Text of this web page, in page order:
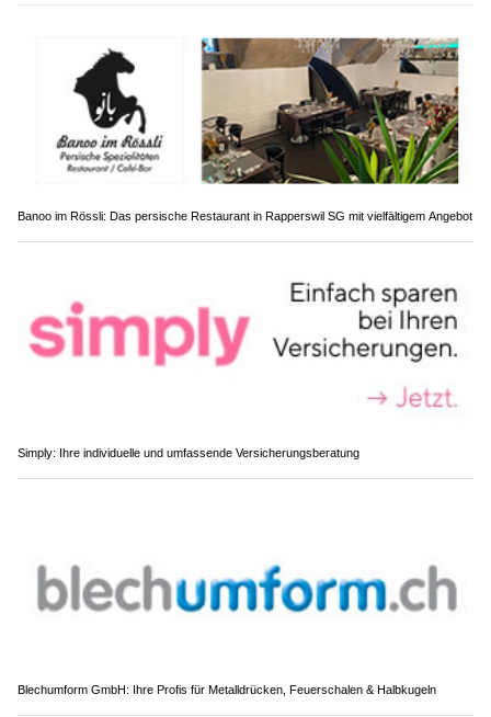
Banoo im Rössli: Das persische Restaurant in Rapperswil SG mit vielfältigem Angebot
Simply: Ihre individuelle und umfassende Versicherungsberatung
Blechumform GmbH: Ihre Profis für Metalldrücken, Feuerschalen & Halbkugeln